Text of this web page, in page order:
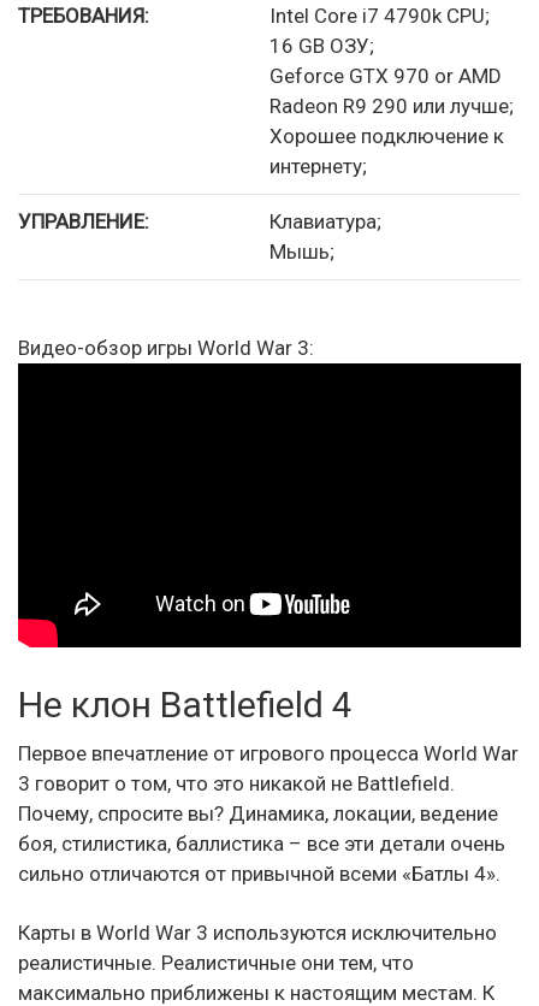
ТРЕБОВАНИЯ:
Intel Core i7 4790k CPU;
16 GB ОЗУ;
Geforce GTX 970 or AMD
Radeon R9 290 или лучше;
Хорошее подключение к
интернету;
УПРАВЛЕНИЕ:
Клавиатура;
Мышь;
Видео-обзор игры World War 3:
Не клон Battlefield 4
Первое впечатление от игрового процесса World War
3 говорит о том, что это никакой не Battlefield.
Почему, спросите вы? Динамика, локации, ведение
боя, стилистика, баллистика – все эти детали очень
сильно отличаются от привычной всеми «Батлы 4».
Карты в World War 3 используются исключительно
реалистичные. Реалистичные они тем, что
максимально приближены к настоящим местам. К